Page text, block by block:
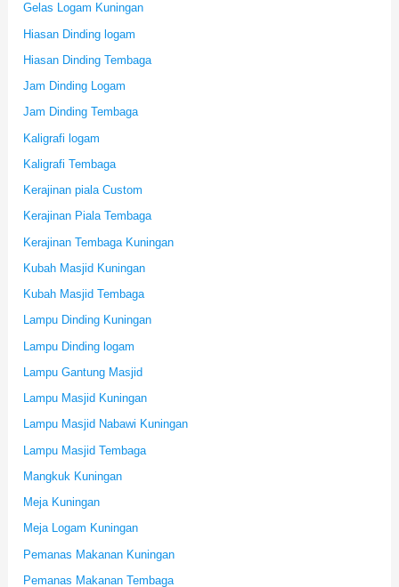
Gelas Logam Kuningan
Hiasan Dinding logam
Hiasan Dinding Tembaga
Jam Dinding Logam
Jam Dinding Tembaga
Kaligrafi logam
Kaligrafi Tembaga
Kerajinan piala Custom
Kerajinan Piala Tembaga
Kerajinan Tembaga Kuningan
Kubah Masjid Kuningan
Kubah Masjid Tembaga
Lampu Dinding Kuningan
Lampu Dinding logam
Lampu Gantung Masjid
Lampu Masjid Kuningan
Lampu Masjid Nabawi Kuningan
Lampu Masjid Tembaga
Mangkuk Kuningan
Meja Kuningan
Meja Logam Kuningan
Pemanas Makanan Kuningan
Pemanas Makanan Tembaga